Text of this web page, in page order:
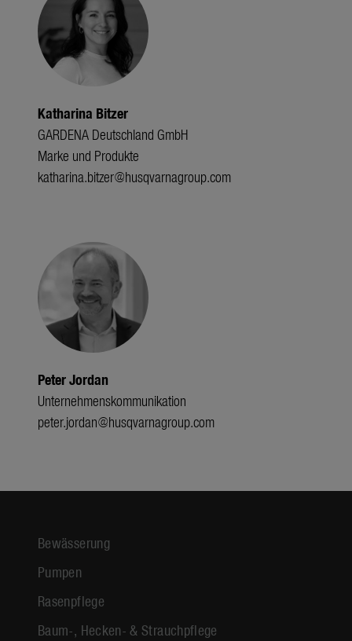
Katharina Bitzer
GARDENA Deutschland GmbH
Marke und Produkte
katharina.bitzer@husqvarnagroup.com
Peter Jordan
Unternehmenskommunikation
peter.jordan@husqvarnagroup.com
Bewässerung
Pumpen
Rasenpflege
Baum-, Hecken- & Strauchpflege